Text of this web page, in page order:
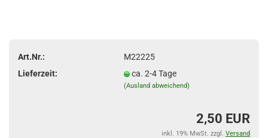
Art.Nr.:
M22225
Lieferzeit:
ca. 2-4 Tage
(Ausland abweichend)
2,50 EUR
inkl. 19% MwSt. zzgl. Versand